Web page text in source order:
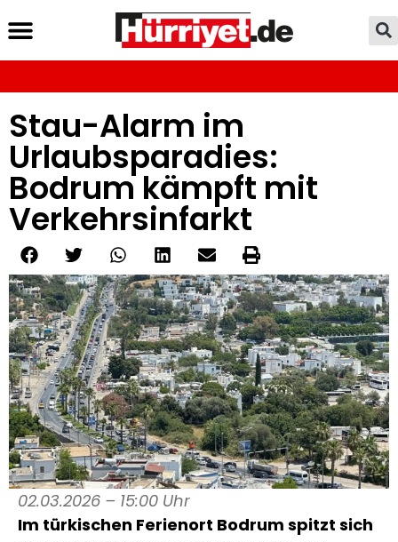
Stau-Alarm im
Urlaubsparadies:
Bodrum kämpft mit
Verkehrsinfarkt
02.03.2026 – 15:00 Uhr
Im türkischen Ferienort Bodrum spitzt sich